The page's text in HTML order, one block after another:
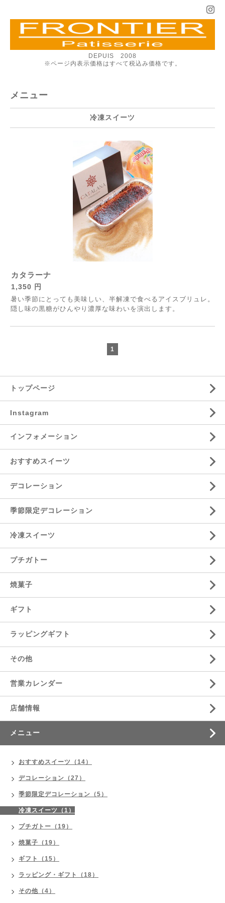
DEPUIS 2008
※ページ内表示価格はすべて税込み価格です。
メニュー
冷凍スイーツ
カタラーナ
1,350 円
暑い季節にとっても美味しい、半解凍で食べるアイスブリュレ。
隠し味の黒糖がひんやり濃厚な味わいを演出します。
1
トップページ
Instagram
インフォメーション
おすすめスイーツ
デコレーション
季節限定デコレーション
冷凍スイーツ
プチガトー
焼菓子
ギフト
ラッピングギフト
その他
営業カレンダー
店舗情報
メニュー
おすすめスイーツ（14）
デコレーション（27）
季節限定デコレーション（5）
冷凍スイーツ（1）
プチガトー（19）
焼菓子（19）
ギフト（15）
ラッピング・ギフト（18）
その他（4）